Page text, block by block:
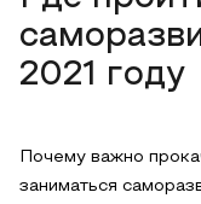
2021 году
Почему важно
заниматься